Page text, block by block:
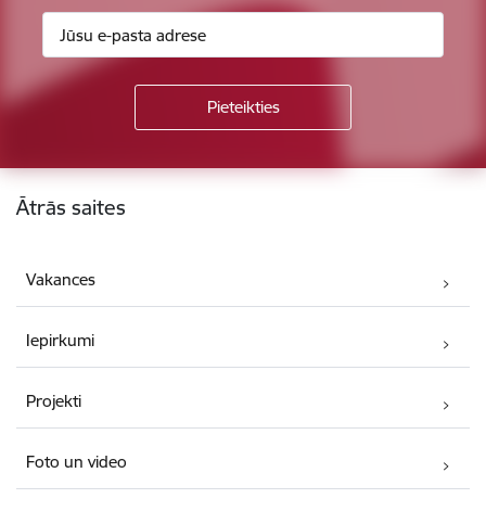
Kājene
Ātrās saites
Vakances
Iepirkumi
Projekti
Foto un video